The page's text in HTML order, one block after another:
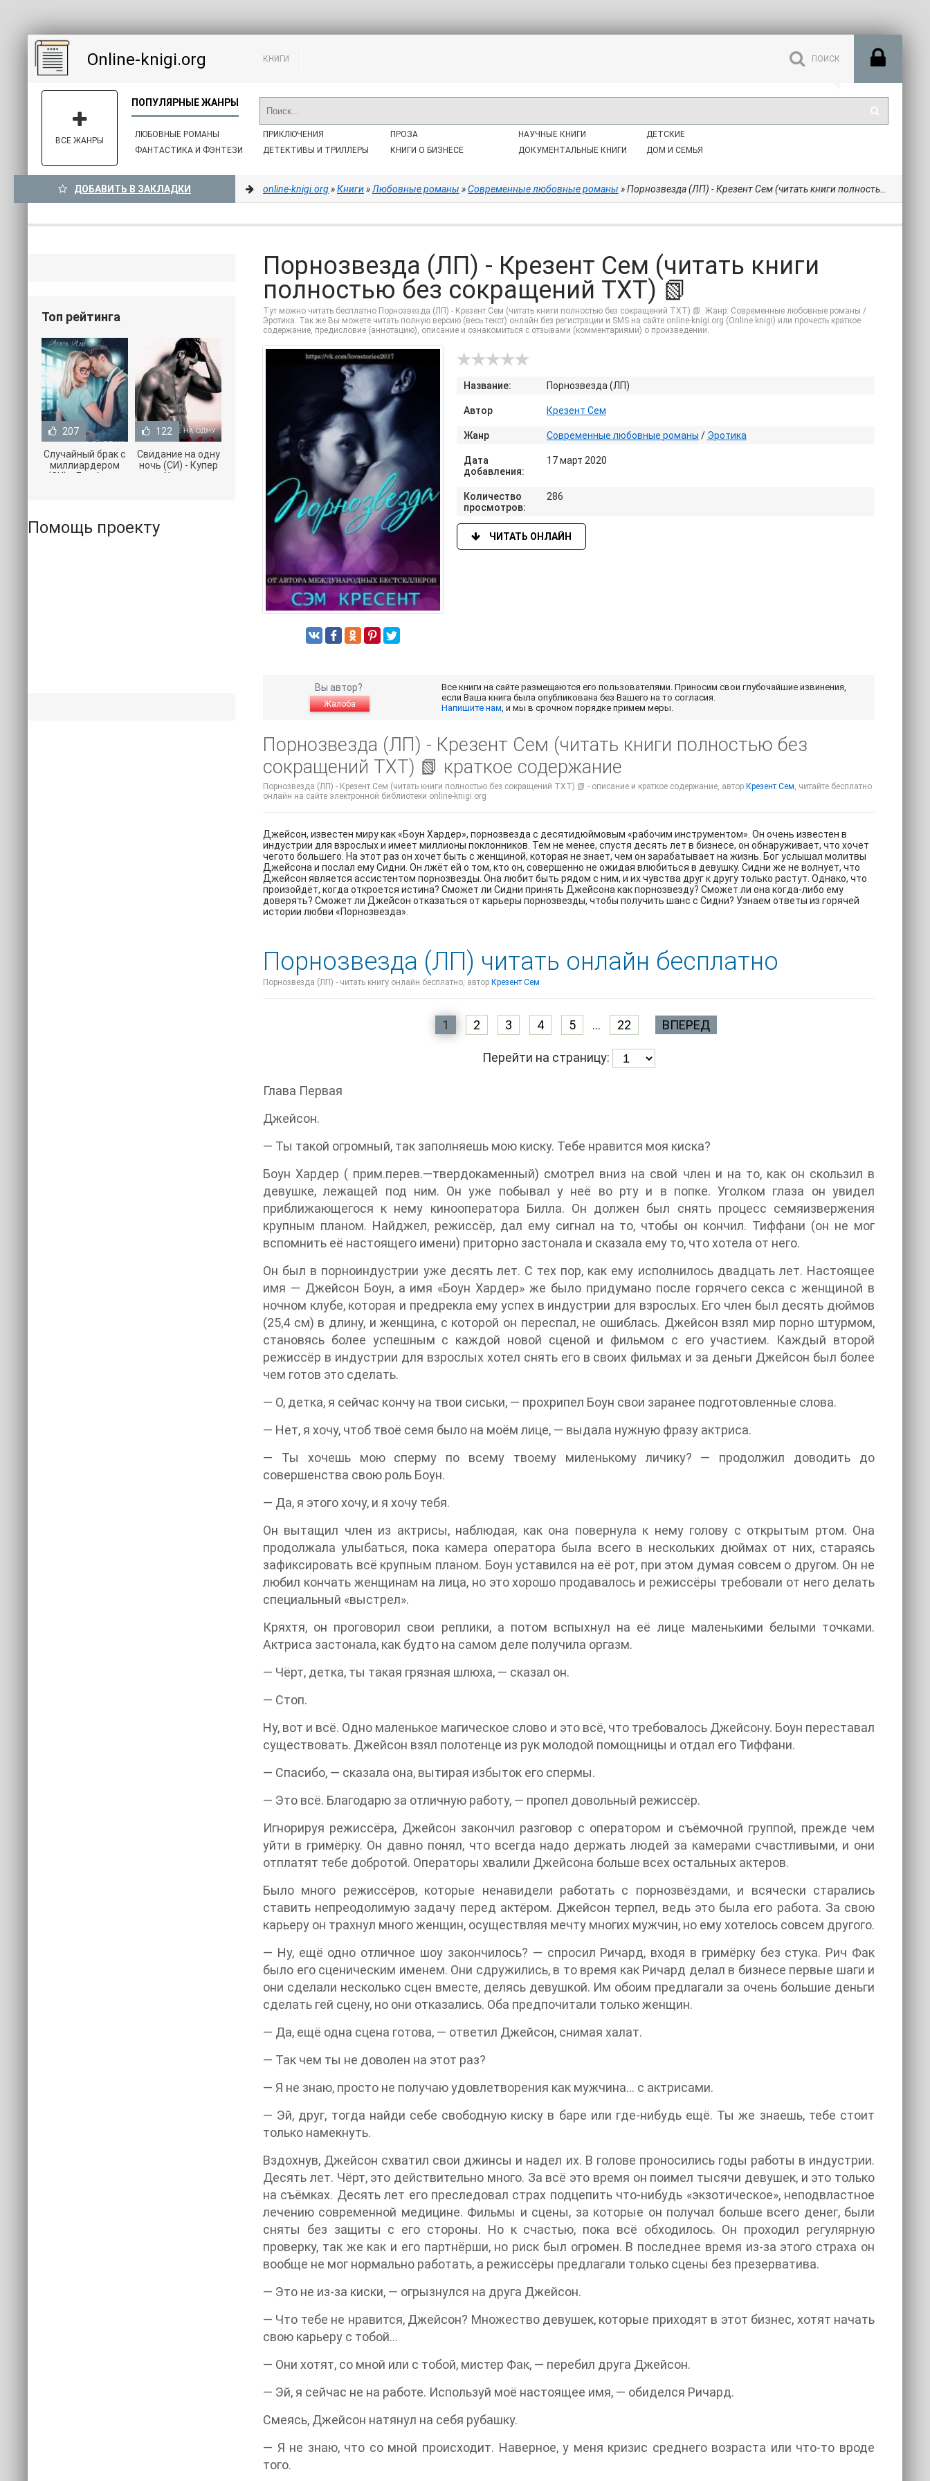
Online-knigi.org КНИГИ
ЛЮБОВНЫЕ РОМАНЫ
ФАНТАСТИКА И ФЭНТЕЗИ
ПРИКЛЮЧЕНИЯ
ДЕТЕКТИВЫ И ТРИЛЛЕРЫ
ПРОЗА
КНИГИ О БИЗНЕСЕ
НАУЧНЫЕ КНИГИ
ДОКУМЕНТАЛЬНЫЕ КНИГИ
ДЕТСКИЕ
ДОМ И СЕМЬЯ
ВСЕ ЖАНРЫ
ДОБАВИТЬ В ЗАКЛАДКИ online-knigi.org»Книги»Любовные романы »Современные любовные романы » Порнозвезда (ЛП) - Крезент Сем (читать книги полностью без сокращений TXT) 📗
Порнозвезда (ЛП) - Крезент Сем (читать книги
полностью без сокращений TXT) 📗
Тут можно читать бесплатно Порнозвезда (ЛП) - Крезент Сем (читать книги полностью без сокращений TXT) 📗. Жанр: Современные любовные романы /
Эротика. Так же Вы можете читать полную версию (весь текст) онлайн без регистрации и SMS на сайте online-knigi.org (Online knigi) или прочесть краткое
содержание, предисловие (аннотацию), описание и ознакомиться с отзывами (комментариями) о произведении.
Название: Порнозвезда (ЛП)
Автор Крезент Сем
Жанр Современные любовные романы / Эротика
Дата
добавления:
17 март 2020
Количество
просмотров:
286
ЧИТАТЬ ОНЛАЙН
Вы автор?
Жалоба
Все книги на сайте размещаются его пользователями. Приносим свои глубочайшие извинения,
если Ваша книга была опубликована без Вашего на то согласия.
Напишите нам, и мы в срочном порядке примем меры.
Порнозвезда (ЛП) - Крезент Сем (читать книги полностью без
сокращений TXT) 📗 краткое содержание
Порнозвезда (ЛП) - Крезент Сем (читать книги полностью без сокращений TXT) 📗 - описание и краткое содержание, автор Крезент Сем, читайте бесплатно
онлайн на сайте электронной библиотеки online-knigi.org
Джейсон, известен миру как «Боун Хардер», порнозвезда с десятидюймовым «рабочим инструментом». Он очень известен в
индустрии для взрослых и имеет миллионы поклонников. Тем не менее, спустя десять лет в бизнесе, он обнаруживает, что хочет
чегото большего. На этот раз он хочет быть с женщиной, которая не знает, чем он зарабатывает на жизнь. Бог услышал молитвы
Джейсона и послал ему Сидни. Он лжёт ей о том, кто он, совершенно не ожидая влюбиться в девушку. Сидни же не волнует, что
Джейсон является ассистентом порнозвезды. Она любит быть рядом с ним, и их чувства друг к другу только растут. Однако, что
произойдёт, когда откроется истина? Сможет ли Сидни принять Джейсона как порнозвезду? Сможет ли она когда-либо ему
доверять? Сможет ли Джейсон отказаться от карьеры порнозвезды, чтобы получить шанс с Сидни? Узнаем ответы из горячей
истории любви «Порнозвезда».
Порнозвезда (ЛП) читать онлайн бесплатно
Порнозвезда (ЛП) - читать книгу онлайн бесплатно, автор Крезент Сем
1 2 3 4 5 ... 22 ВПЕРЕД
Перейти на страницу:
Глава Первая
Джейсон.
— Ты такой огромный, так заполняешь мою киску. Тебе нравится моя киска?
Боун Хардер ( прим.перев.—твердокаменный) смотрел вниз на свой член и на то, как он скользил в
девушке, лежащей под ним. Он уже побывал у неё во рту и в попке. Уголком глаза он увидел
приближающегося к нему кинооператора Билла. Он должен был снять процесс семяизвержения
крупным планом. Найджел, режиссёр, дал ему сигнал на то, чтобы он кончил. Тиффани (он не мог
вспомнить её настоящего имени) приторно застонала и сказала ему то, что хотела от него.
Он был в порноиндустрии уже десять лет. С тех пор, как ему исполнилось двадцать лет. Настоящее
имя — Джейсон Боун, а имя «Боун Хардер» же было придумано после горячего секса с женщиной в
ночном клубе, которая и предрекла ему успех в индустрии для взрослых. Его член был десять дюймов
(25,4 см) в длину, и женщина, с которой он переспал, не ошиблась. Джейсон взял мир порно штурмом,
становясь более успешным с каждой новой сценой и фильмом с его участием. Каждый второй
режиссёр в индустрии для взрослых хотел снять его в своих фильмах и за деньги Джейсон был более
чем готов это сделать.
— О, детка, я сейчас кончу на твои сиськи, — прохрипел Боун свои заранее подготовленные слова.
— Нет, я хочу, чтоб твоё семя было на моём лице, — выдала нужную фразу актриса.
— Ты хочешь мою сперму по всему твоему миленькому личику? — продолжил доводить до
совершенства свою роль Боун.
— Да, я этого хочу, и я хочу тебя.
Он вытащил член из актрисы, наблюдая, как она повернула к нему голову с открытым ртом. Она
продолжала улыбаться, пока камера оператора была всего в нескольких дюймах от них, стараясь
зафиксировать всё крупным планом. Боун уставился на её рот, при этом думая совсем о другом. Он не
любил кончать женщинам на лица, но это хорошо продавалось и режиссёры требовали от него делать
специальный «выстрел».
Кряхтя, он проговорил свои реплики, а потом вспыхнул на её лице маленькими белыми точками.
Актриса застонала, как будто на самом деле получила оргазм.
— Чёрт, детка, ты такая грязная шлюха, — сказал он.
— Стоп.
Ну, вот и всё. Одно маленькое магическое слово и это всё, что требовалось Джейсону. Боун переставал
существовать. Джейсон взял полотенце из рук молодой помощницы и отдал его Тиффани.
— Спасибо, — сказала она, вытирая избыток его спермы.
— Это всё. Благодарю за отличную работу, — пропел довольный режиссёр.
Игнорируя режиссёра, Джейсон закончил разговор с оператором и съёмочной группой, прежде чем
уйти в гримёрку. Он давно понял, что всегда надо держать людей за камерами счастливыми, и они
отплатят тебе добротой. Операторы хвалили Джейсона больше всех остальных актеров.
Было много режиссёров, которые ненавидели работать с порнозвёздами, и всячески старались
ставить непреодолимую задачу перед актёром. Джейсон терпел, ведь это была его работа. За свою
карьеру он трахнул много женщин, осуществляя мечту многих мужчин, но ему хотелось совсем другого.
— Ну, ещё одно отличное шоу закончилось? — спросил Ричард, входя в гримёрку без стука. Рич Фак
было его сценическим именем. Они сдружились, в то время как Ричард делал в бизнесе первые шаги и
они сделали несколько сцен вместе, делясь девушкой. Им обоим предлагали за очень большие деньги
сделать гей сцену, но они отказались. Оба предпочитали только женщин.
— Да, ещё одна сцена готова, — ответил Джейсон, снимая халат.
— Так чем ты не доволен на этот раз?
— Я не знаю, просто не получаю удовлетворения как мужчина… с актрисами.
— Эй, друг, тогда найди себе свободную киску в баре или где-нибудь ещё. Ты же знаешь, тебе стоит
только намекнуть.
Вздохнув, Джейсон схватил свои джинсы и надел их. В голове проносились годы работы в индустрии.
Десять лет. Чёрт, это действительно много. За всё это время он поимел тысячи девушек, и это только
на съёмках. Десять лет его преследовал страх подцепить что-нибудь «экзотическое», неподвластное
лечению современной медицине. Фильмы и сцены, за которые он получал больше всего денег, были
сняты без защиты с его стороны. Но к счастью, пока всё обходилось. Он проходил регулярную
проверку, так же как и его партнёрши, но риск был огромен. В последнее время из-за этого страха он
вообще не мог нормально работать, а режиссёры предлагали только сцены без презерватива.
— Это не из-за киски, — огрызнулся на друга Джейсон.
— Что тебе не нравится, Джейсон? Множество девушек, которые приходят в этот бизнес, хотят начать
свою карьеру с тобой…
— Они хотят, со мной или с тобой, мистер Фак, — перебил друга Джейсон.
— Эй, я сейчас не на работе. Используй моё настоящее имя, — обиделся Ричард.
Смеясь, Джейсон натянул на себя рубашку.
— Я не знаю, что со мной происходит. Наверное, у меня кризис среднего возраста или что-то вроде
того.
Топ рейтинга
207
Случайный брак с
миллиардером
(СИ) - Лав Агата
122
Свидание на одну
ночь (СИ) - Купер
Хелен
Помощь проекту